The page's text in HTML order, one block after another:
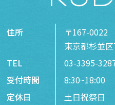
住所
〒167-0022
東京都杉並
TEL
03-3395-
受付時間
8:30~18:00
定休日
土日祝祭日